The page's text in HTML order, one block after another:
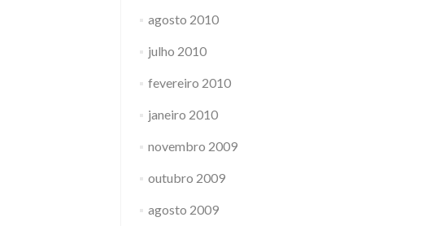
agosto 2010
julho 2010
fevereiro 2010
janeiro 2010
novembro 2009
outubro 2009
agosto 2009